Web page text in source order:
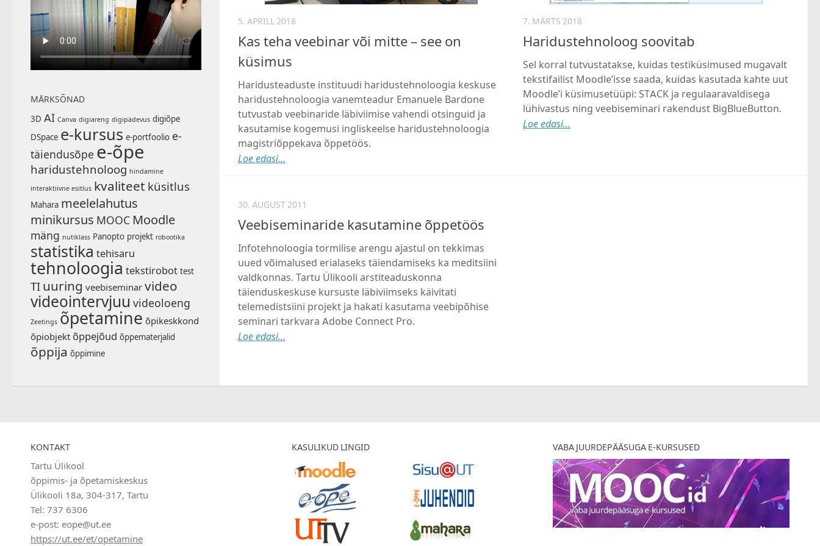
5. APRILL 2018
Kas teha veebinar või mitte – see on
küsimus
Haridusteaduste instituudi haridustehnoloogia keskuse
haridustehnoloogia vanemteadur Emanuele Bardone
tutvustab veebinaride läbiviimise vahendi otsinguid ja
kasutamise kogemusi ingliskeelse haridustehnoloogia
magistriõppekava õppetöös.
Loe edasi...
7. MÄRTS 2018
Haridustehnoloog soovitab
Sel korral tutvustatakse, kuidas testiküsimused mugavalt
tekstifailist Moodle’isse saada, kuidas kasutada kahte uut
Moodle’i küsimusetüüpi: STACK ja regulaaravaldisega
lühivastus ning veebiseminari rakendust BigBlueButton.
Loe edasi...
30. AUGUST 2011
Veebiseminaride kasutamine õppetöös
Infotehnoloogia tormilise arengu ajastul on tekkimas
uued võimalused erialaseks täiendamiseks ka meditsiini
valdkonnas. Tartu Ülikooli arstiteaduskonna
täienduskeskuse kursuste läbiviimseks käivitati
telemedistsiini projekt ja hakati kasutama veebipõhise
seminari tarkvara Adobe Connect Pro.
Loe edasi...
MÄRKSÕNAD
3D AI Canva digiareng digipädevus digiõpe
DSpace e-kursus e-portfoolio e-
täiendusõpe e-õpe
haridustehnoloog hindamine
interaktiivne esitlus kvaliteet küsitlus
Mahara meelelahutus
minikursus MOOC Moodle
mäng nutiklass Panopto projekt robootika
statistika tehisaru
tehnoloogia tekstirobot test
TI uuring veebiseminar video
videointervjuu videoloeng
Zeetings õpetamine õpikeskkond
õpiobjekt õppejõud õppematerjalid
õppija õppimine
KONTAKT
Tartu Ülikool
õppimis- ja õpetamiskeskus
Ülikooli 18a, 304-317, Tartu
Tel: 737 6306
e-post: eope@ut.ee
https://ut.ee/et/opetamine
KASULIKUD LINGID VABA JUURDEPÄÄSUGA E-KURSUSED